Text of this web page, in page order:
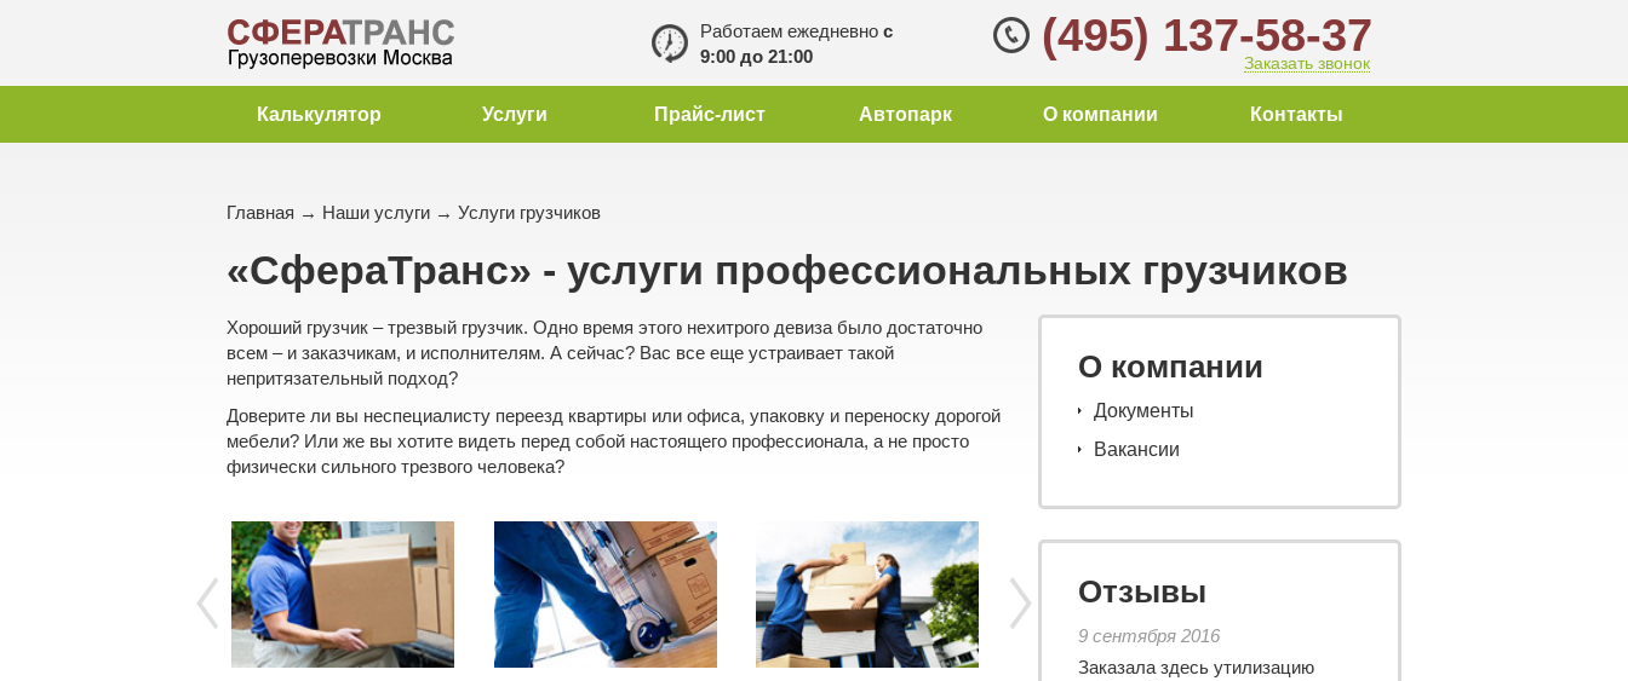
Калькулятор Услуги Прайс-лист Автопарк О компании Контакты
(495) 137-58-37
Заказать звонок
Работаем ежедневно с
9:00 до 21:00
Главная → Наши услуги → Услуги грузчиков
«СфераТранс» - услуги профессиональных грузчиков
Хороший грузчик – трезвый грузчик. Одно время этого нехитрого девиза было достаточно
всем – и заказчикам, и исполнителям. А сейчас? Вас все еще устраивает такой
непритязательный подход?
Доверите ли вы неспециалисту переезд квартиры или офиса, упаковку и переноску дорогой
мебели? Или же вы хотите видеть перед собой настоящего профессионала, а не просто
физически сильного трезвого человека?
О компании
Документы
Вакансии
Отзывы
9 сентября 2016
Заказала здесь утилизацию